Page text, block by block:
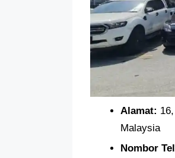
Alamat:
Malaysia
Nombor